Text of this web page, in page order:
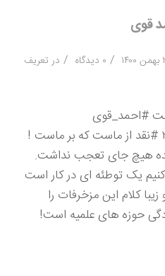
قوی
/ ۰ دیدگاه / در تعریف
#احمد_قوی
#یادداشت_۹۷ #جلسه_۳۶۹ #نقد از ماست که بر ماست !
هیچ جای تعجب نداشت.
یک توطئه ای در کار است
کلام این مزخرفات را
حوزه های علمیه است!